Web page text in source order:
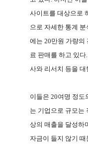
사이트를 대상으로
으로 자세한 통계
에는 20만원 가량의
료 판매를 하고 있다.
사와 리서치 등을
이들은 20여명 정도
는 기업으로 규모는
상의 매출을 달성하
자금이 들지 않기